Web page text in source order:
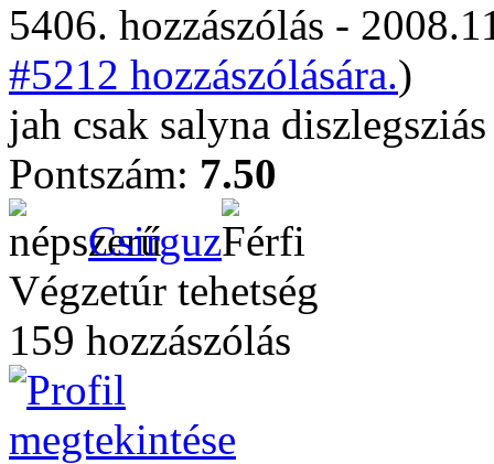
5406. hozzászólás -
#5212 hozzászólására.)
jah csak salyna
Pontszám: 7.50
Csirguz
Végzetúr tehetség
159 hozzászólás